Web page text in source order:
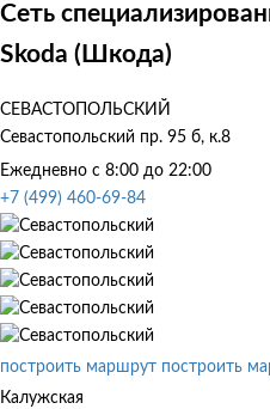
Сеть
Skoda (Шкода)
СЕВАСТОПОЛЬСКИЙ
Севастопольский пр. 95 б, к.8
Ежедневно с 8:00 до 22:00
+7 (499) 460-69-84
построить маршрут построить
Калужская